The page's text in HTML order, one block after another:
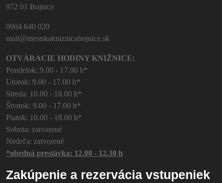
972 01 Bojnice
0904 640 020
mail@mestskakniznicabojnice.sk
OTVÁRACIE HODINY KNIŽNICE:
Pondelok: 9.00 - 17.00 h*
Utorok: 9.00 - 17.00 h*
Streda: 10.00 - 18.00 h*
Štvrtok: 9.00 - 17.00 h*
Piatok: 10.00 - 18.00 h*
Sobota: zatvorené
Nedeľa: zatvorené
*obedná prestávka: 12.00 - 12.30 h
Zakúpenie a rezervácia vstupeniek